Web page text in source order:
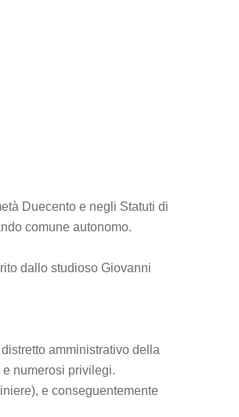
Duecento e negli Statuti di
comune autonomo.
dallo studioso Giovanni
amministrativo della
numerosi privilegi.
e conseguentemente